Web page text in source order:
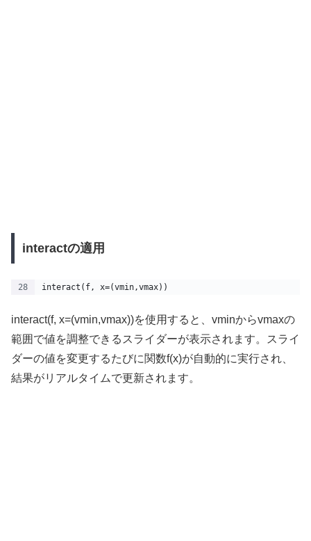
interactの適用
interact(f, x=(vmin,vmax))
interact(f, x=(vmin,vmax))を使用すると、vminからvmaxの
範囲で値を調整できるスライダーが表示されます。スライ
ダーの値を変更するたびに関数f(x)が自動的に実行され、
結果がリアルタイムで更新されます。